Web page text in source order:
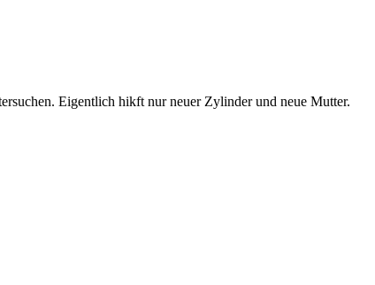
Eigentlich hikft nur neuer Zylinder und neue Mutter.